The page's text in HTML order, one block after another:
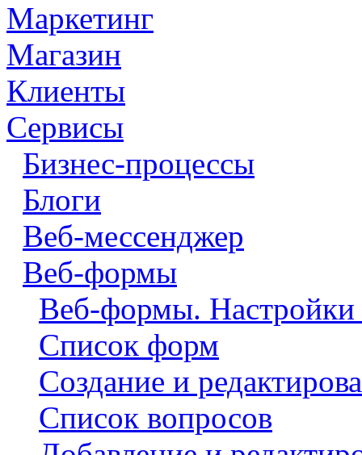
Маркетинг
Магазин
Клиенты
Сервисы
Бизнес-процессы
Блоги
Веб-мессенджер
Веб-формы
Веб-формы. Настройки
Список форм
Создание и
Список вопросов